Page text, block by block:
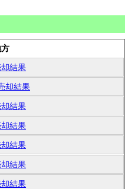
結果
却結果
結果
結果
結果
結果
結果